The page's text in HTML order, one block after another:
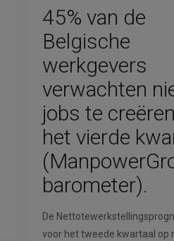
45% van de
Belgische
werkgevers
verwachten
jobs te
het vierde
barometer).
De
voor het tweede kwartaal op